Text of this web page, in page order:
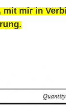
mir in